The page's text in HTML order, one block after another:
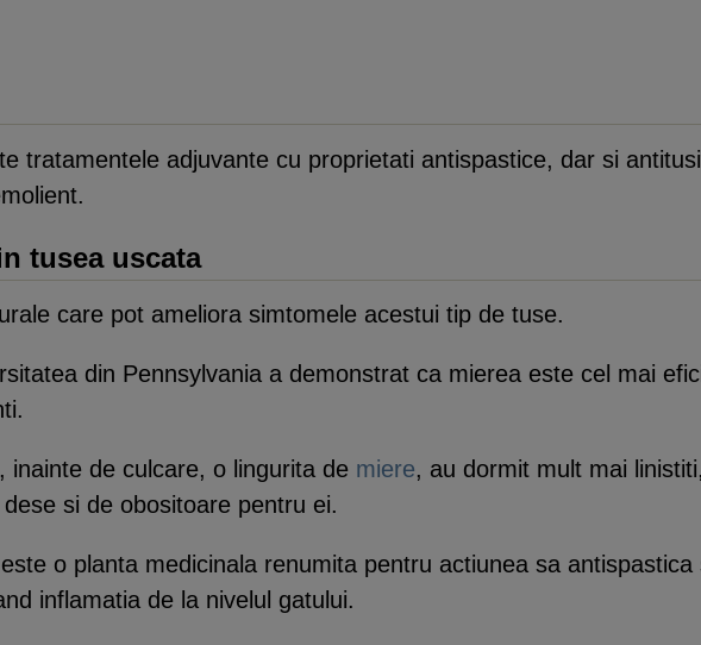
tratamentele adjuvante cu proprietati antispastice, dar si
tusea uscata
care pot ameliora simtomele acestui tip de tuse.
din Pennsylvania a demonstrat ca mierea este cel mai
de culcare, o lingurita de miere, au dormit mult mai
si de obositoare pentru ei.
o planta medicinala renumita pentru actiunea sa antispastica
inflamatia de la nivelul gatului.